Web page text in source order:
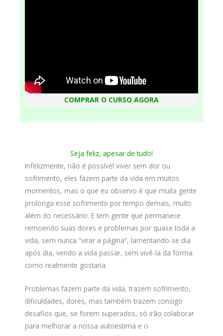
COMPRAR O CURSO AGORA
Seja feliz, apesar de tudo!
Infelizmente, não é possível viver sem dor ou
sofrimento, eles fazem parte da vida em muitos
momentos, mas o que eu observo é que muita gente
prolonga esse sofrimento por tempo demais, muito
além do necessário. E tem gente que permanece
remoendo suas dores e problemas por quase toda a
vida, sem nunca “virar a página”, lamentando-se dia
após dia, vendo a vida passar, sem vivê-la da forma
como realmente gostaria.
Problemas fazem parte da vida, trazem sofrimento,
dificuldades, dores, mas também trazem consigo
desafios que, se forem superados, só irão colaborar
para melhorar a nossa autoestima e o